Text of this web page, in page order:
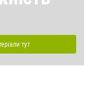
тут